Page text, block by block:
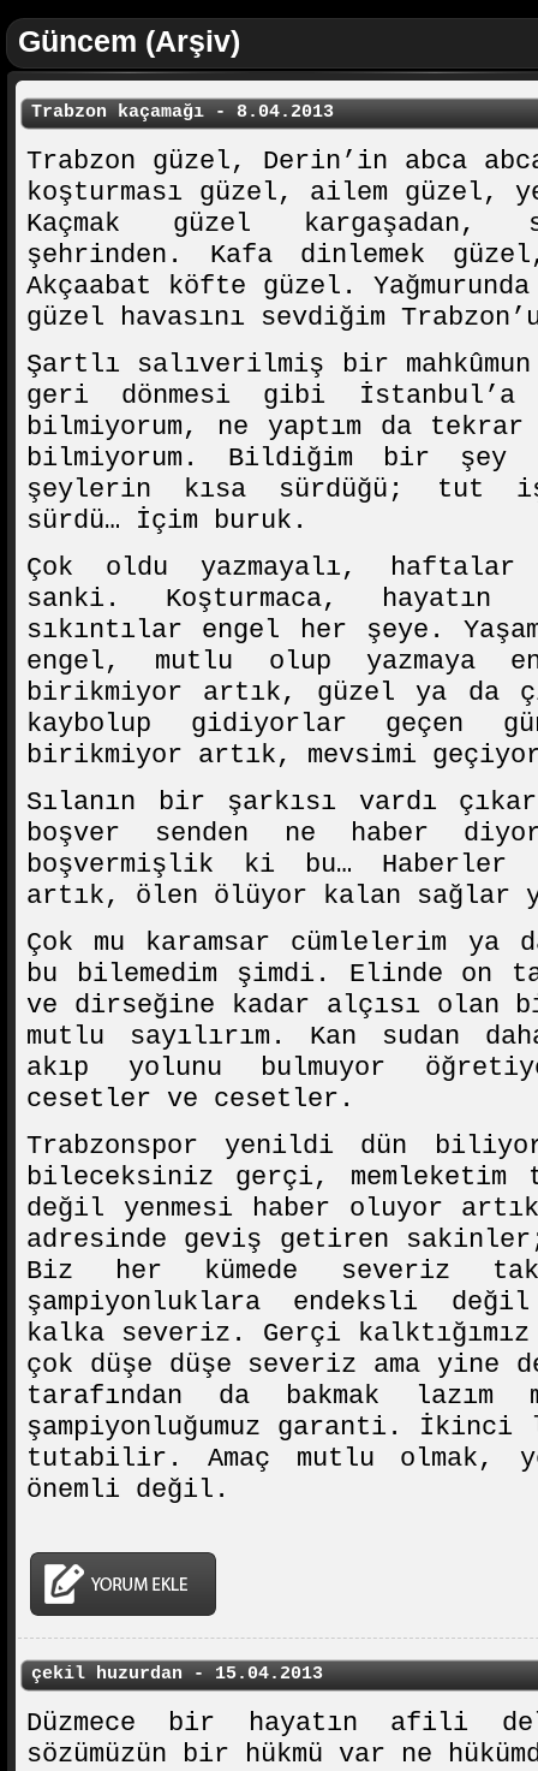
Güncem (Arşiv)
Trabzon kaçamağı - 8.04.2013
Trabzon güzel, Derin’in abca
koşturması güzel, ailem güzel,
Kaçmak güzel kargaşadan,
şehrinden. Kafa dinlemek
Akçaabat köfte güzel.
güzel havasını sevdiğim
Şartlı salıverilmiş bir
geri dönmesi gibi İstanbul’a
bilmiyorum, ne yaptım da
bilmiyorum. Bildiğim bir şey
şeylerin kısa sürdüğü; tut
sürdü… İçim buruk.
Çok oldu yazmayalı,
sanki. Koşturmaca, hayatın
sıkıntılar engel her şeye.
engel, mutlu olup yazmaya
birikmiyor artık, güzel ya da
kaybolup gidiyorlar geçen
birikmiyor artık, mevsimi
Sılanın bir şarkısı vardı
boşver senden ne haber
boşvermişlik ki bu…
artık, ölen ölüyor kalan sağlar
Çok mu karamsar cümlelerim
bu bilemedim şimdi. Elinde on
ve dirseğine kadar alçısı olan
mutlu sayılırım. Kan sudan
akıp yolunu bulmuyor
cesetler ve cesetler.
Trabzonspor yenildi dün biliyor
bileceksiniz gerçi, memleketim
değil yenmesi haber oluyor
adresinde geviş getiren sakinler;
Biz her kümede severiz
şampiyonluklara endeksli
kalka severiz. Gerçi kalktığımız
çok düşe düşe severiz ama yine
tarafından da bakmak lazım
şampiyonluğumuz garanti.
tutabilir. Amaç mutlu olmak,
önemli değil.
çekil huzurdan - 15.04.2013
Düzmece bir hayatın afili
sözümüzün bir hükmü var ne